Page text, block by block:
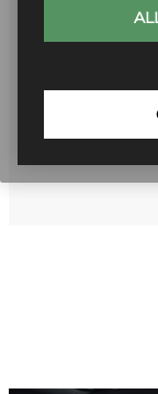
maximale
Breed
Flexibele
Bekijk ALLE